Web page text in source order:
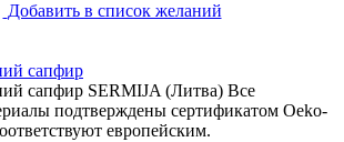
Добавить в список желаний
сапфир
сапфир SERMIJA (Литва) Все
подтверждены сертификатом Oeko-
европейским.